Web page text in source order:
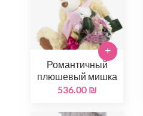
Романтичный
плюшевый мишка
536.00 ₪
+